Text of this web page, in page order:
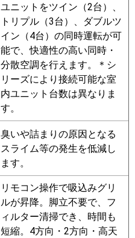
ユニットをツイン（2台）、
トリプル（3台）、ダブルツ
イン（4台）の同時運転が可
能で、快適性の高い同時・
分散空調を行えます。＊シ
リーズにより接続可能な室
内ユニット台数は異なりま
す。
臭いや詰まりの原因となる
スライム等の発生を低減し
ます。
リモコン操作で吸込みグリ
ルが昇降。脚立不要で、フ
ィルター清掃でき、時間も
短縮。4方向・2方向・高天